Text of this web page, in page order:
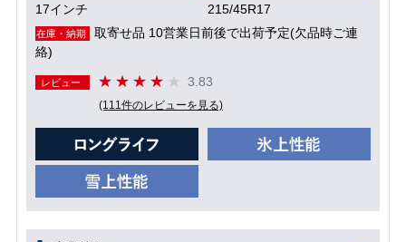
17インチ 215/45R17
在庫・納期
取寄せ品 10営業日前後で出荷予定(欠品時ご連
絡)
レビュー 3.83
(111件のレビューを見る)